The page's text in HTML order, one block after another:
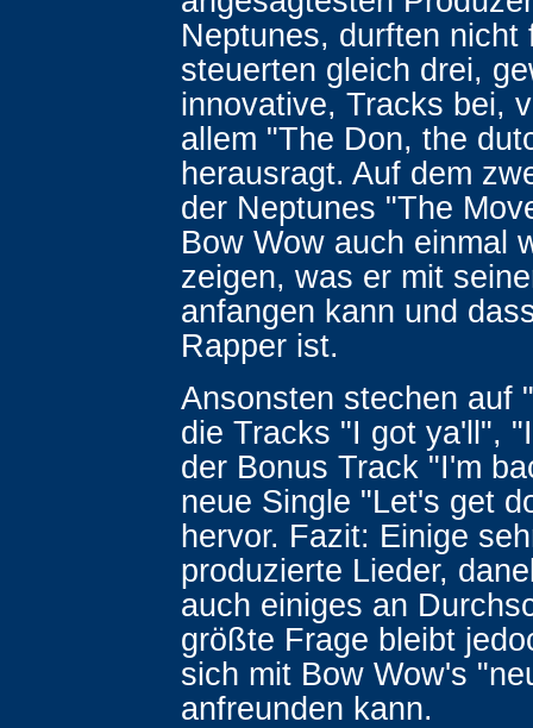
Neptunes, durften nicht
steuerten gleich drei,
innovative, Tracks bei,
allem "The Don, the
herausragt. Auf dem
der Neptunes "The
Bow Wow auch einmal
zeigen, was er mit
anfangen kann und
Rapper ist.
Ansonsten stechen auf
die Tracks "I got ya'll",
der Bonus Track "I'm
neue Single "Let's get
hervor. Fazit: Einige
produzierte Lieder,
auch einiges an
größte Frage bleibt
sich mit Bow Wow's
anfreunden kann.